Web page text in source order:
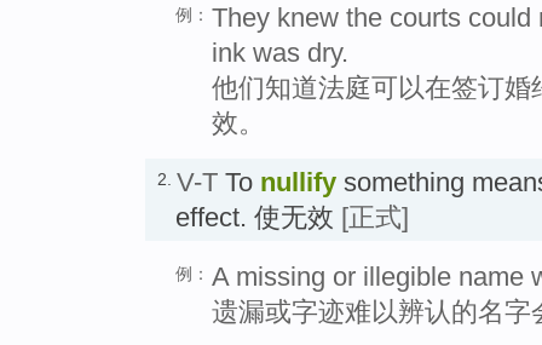
例： They knew the courts
ink was dry.
他们知道法庭可以在签订
效。
2. V-T To nullify something
effect. 使无效 [正式]
例： A missing or illegible name
遗漏或字迹难以辨认的名字